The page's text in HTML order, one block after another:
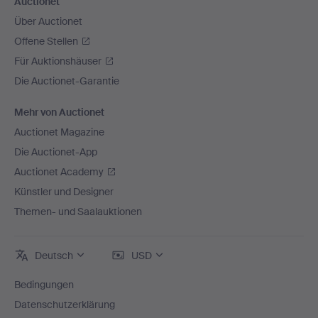
Über Auctionet
Offene Stellen
Für Auktionshäuser
Die Auctionet-Garantie
Mehr von Auctionet
Auctionet Magazine
Die Auctionet-App
Auctionet Academy
Künstler und Designer
Themen- und Saalauktionen
Deutsch USD
Bedingungen
Datenschutzerklärung